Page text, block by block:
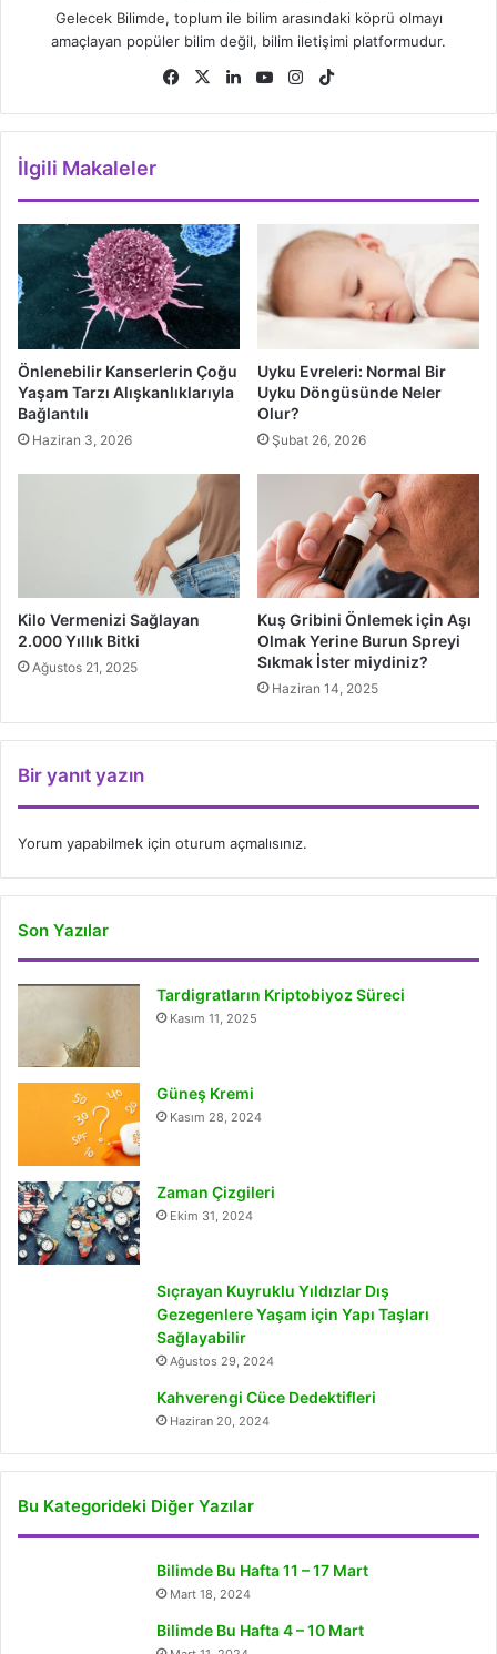
Gelecek Bilimde, toplum ile bilim arasındaki köprü olmayı
amaçlayan popüler bilim değil, bilim iletişimi platformudur.
Facebook
X LinkedInYouTubeInstagram
İlgili Makaleler
Önlenebilir Kanserlerin Çoğu
Yaşam Tarzı Alışkanlıklarıyla
Bağlantılı
Haziran 3, 2026
Uyku Evreleri: Normal Bir
Uyku Döngüsünde Neler
Olur?
Şubat 26, 2026
Kilo Vermenizi Sağlayan
2.000 Yıllık Bitki
Ağustos 21, 2025
Kuş Gribini Önlemek için Aşı
Olmak Yerine Burun Spreyi
Sıkmak İster miydiniz?
Haziran 14, 2025
Bir yanıt yazın
Yorum yapabilmek için oturum açmalısınız.
Son Yazılar
Tardigratların Kriptobiyoz Süreci
Kasım 11, 2025
Güneş Kremi
Kasım 28, 2024
Zaman Çizgileri
Ekim 31, 2024
Sıçrayan Kuyruklu Yıldızlar Dış
Gezegenlere Yaşam için Yapı Taşları
Sağlayabilir
Ağustos 29, 2024
Kahverengi Cüce Dedektifleri
Haziran 20, 2024
Bu Kategorideki Diğer Yazılar
Bilimde Bu Hafta 11 – 17 Mart
Mart 18, 2024
Bilimde Bu Hafta 4 – 10 Mart